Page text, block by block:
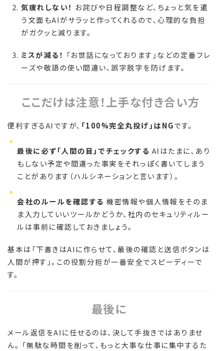
気疲れしない！ お詫びや日程調整など、ちょっと気を遣
う文面もAIがサラッと作ってくれるので、心理的な負担
がガクッと減ります。
ミスが減る！ 「お世話になっております」などの定番フレ
ーズや敬語の使い間違い、誤字脱字を防げます。
ここだけは注意！上手な付き合い方
便利すぎるAIですが、 「100%完全丸投げ」はNGです。
最後に必ず「人間の目」でチェックする AIはたまに、あり
もしない予定や間違った事実をそれっぽく書いてしまう
ことがあります（ハルシネーションと言います）。
会社のルールを確認する 機密情報や個人情報をそのま
ま入力していいツールかどうか、社内のセキュリティルー
ルは事前に確認しておきましょう。
基本は「下書きはAIに作らせて、最後の確認と送信ボタンは
人間が押す」。この役割分担が一番安全でスピーディーで
す。
最後に
メール返信をAIに任せるのは、決して手抜きではありませ
ん。 「無駄な時間を削って、もっと大事な仕事に集中するた